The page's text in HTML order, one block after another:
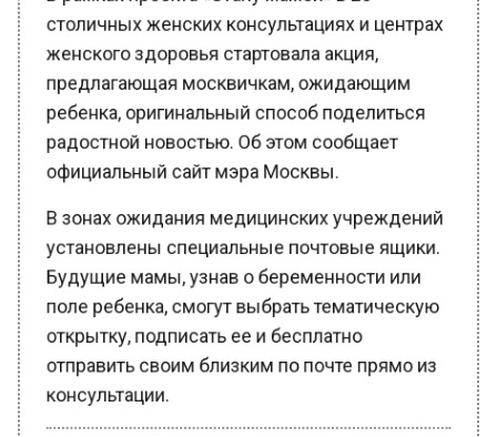
женского здоровья стартовала акция,
предлагающая москвичкам, ожидающим
ребенка, оригинальный способ поделиться
радостной новостью. Об этом сообщает
официальный сайт мэра Москвы.
установлены специальные почтовые ящики.
Будущие мамы, узнав о беременности или
поле ребенка, смогут выбрать тематическую
открытку, подписать ее и бесплатно
отправить своим близким по почте прямо из
консультации.